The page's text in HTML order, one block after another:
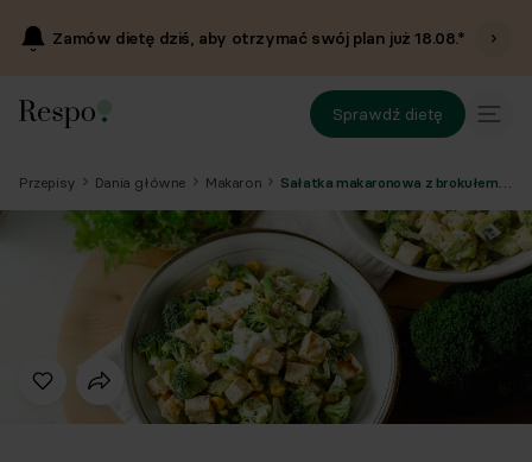
Zamów dietę dziś, aby otrzymać swój plan już18.08.*
Sprawdź dietę
Przepisy Dania główne Makaron